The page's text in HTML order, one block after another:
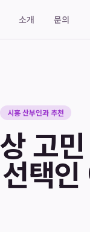
소개 문의
시흥 산부인과 추천
고
택인